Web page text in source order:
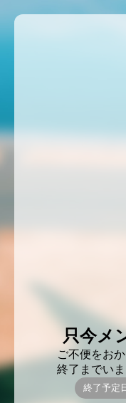
只今メ
ご不便をお
終了までい
終了予定